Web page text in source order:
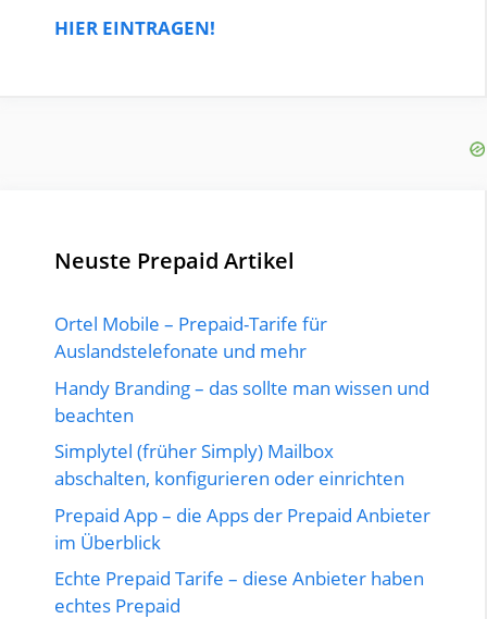
HIER EINTRAGEN!
Neuste Prepaid Artikel
Ortel Mobile – Prepaid-Tarife für
Auslandstelefonate und mehr
Handy Branding – das sollte man wissen und
beachten
Simplytel (früher Simply) Mailbox
abschalten, konfigurieren oder einrichten
Prepaid App – die Apps der Prepaid Anbieter
im Überblick
Echte Prepaid Tarife – diese Anbieter haben
echtes Prepaid